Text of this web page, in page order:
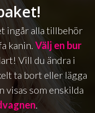
ingår alla tillbehör
kanin. Välj en bur
Vill du ändra i
ta bort eller lägga
visas som enskilda